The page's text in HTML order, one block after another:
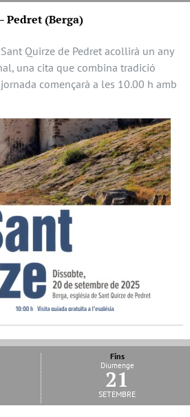
Pedret (Berga)
Quirze de Pedret acollirà un any
una cita que combina tradició
començarà a les 10.00 h amb
Fins
Diumenge
21
setembre